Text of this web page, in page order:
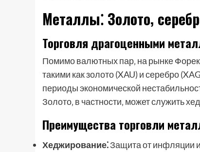
Металлы⁚ Золото‚
Торговля драгоценными
Помимо валютных пар‚ на рынке
такими как золото (XAU) и серебро
периоды экономической
Золото‚ в частности‚ может служить
Преимущества торговли
Хеджирование⁚Защита от инфляции